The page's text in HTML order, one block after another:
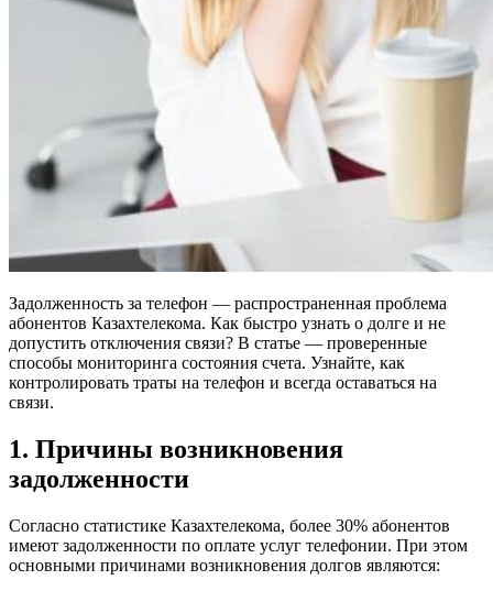
Задолженность за телефон — распространенная проблема
абонентов Казахтелекома. Как быстро узнать о долге и не
допустить отключения связи? В статье — проверенные
способы мониторинга состояния счета. Узнайте, как
контролировать траты на телефон и всегда оставаться на
связи.
1. Причины возникновения
задолженности
Согласно статистике Казахтелекома, более 30% абонентов
имеют задолженности по оплате услуг телефонии. При этом
основными причинами возникновения долгов являются: